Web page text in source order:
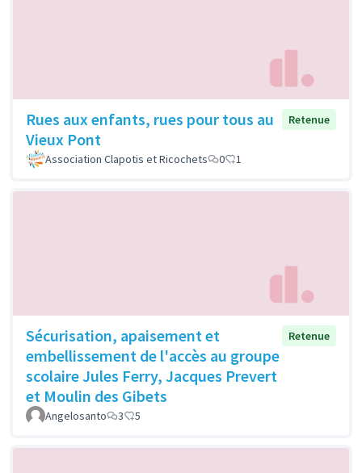
Rues aux enfants, rues pour tous au
Vieux Pont
Retenue
Association Clapotis et Ricochets 0 1
Sécurisation, apaisement et
embellissement de l'accès au groupe
scolaire Jules Ferry, Jacques Prevert
et Moulin des Gibets
Retenue
Angelosanto 3 5